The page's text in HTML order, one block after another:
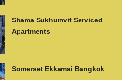
Shama Sukhumvit Serviced
Apartments
Somerset Ekkamai Bangkok